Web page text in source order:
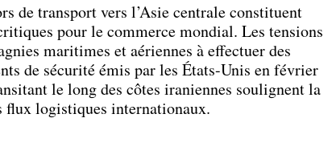
de transport vers l’Asie centrale constituent
pour le commerce mondial. Les tensions
maritimes et aériennes à effectuer des
de sécurité émis par les États-Unis en février
le long des côtes iraniennes soulignent la
flux logistiques internationaux.